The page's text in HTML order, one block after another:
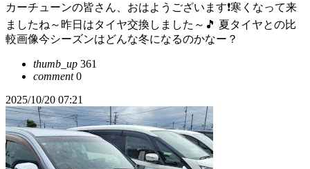
カーチューンの皆さん、おはようございます❗寒くなって来
ましたね～昨日はタイヤ交換しました～🎵 夏タイヤとの比
較画像今シーズンはどんな冬になるのかなー？
thumb_up 361
comment0
2025/10/20 07:21